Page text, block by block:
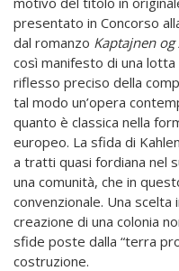
presentato in Concorso
dal romanzo Kaptajnen
così manifesto di una
riflesso preciso della
tal modo un’opera
quanto è classica nella
europeo. La sfida di
a tratti quasi fordiana nel
una comunità, che in
convenzionale. Una
creazione di una colonia
sfide poste dalla “terra
costruzione.